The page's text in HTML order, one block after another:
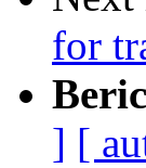
for
] [